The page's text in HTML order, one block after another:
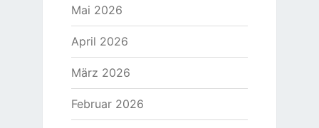
Mai 2026
April 2026
März 2026
Februar 2026